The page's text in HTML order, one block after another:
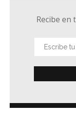
Recibe en